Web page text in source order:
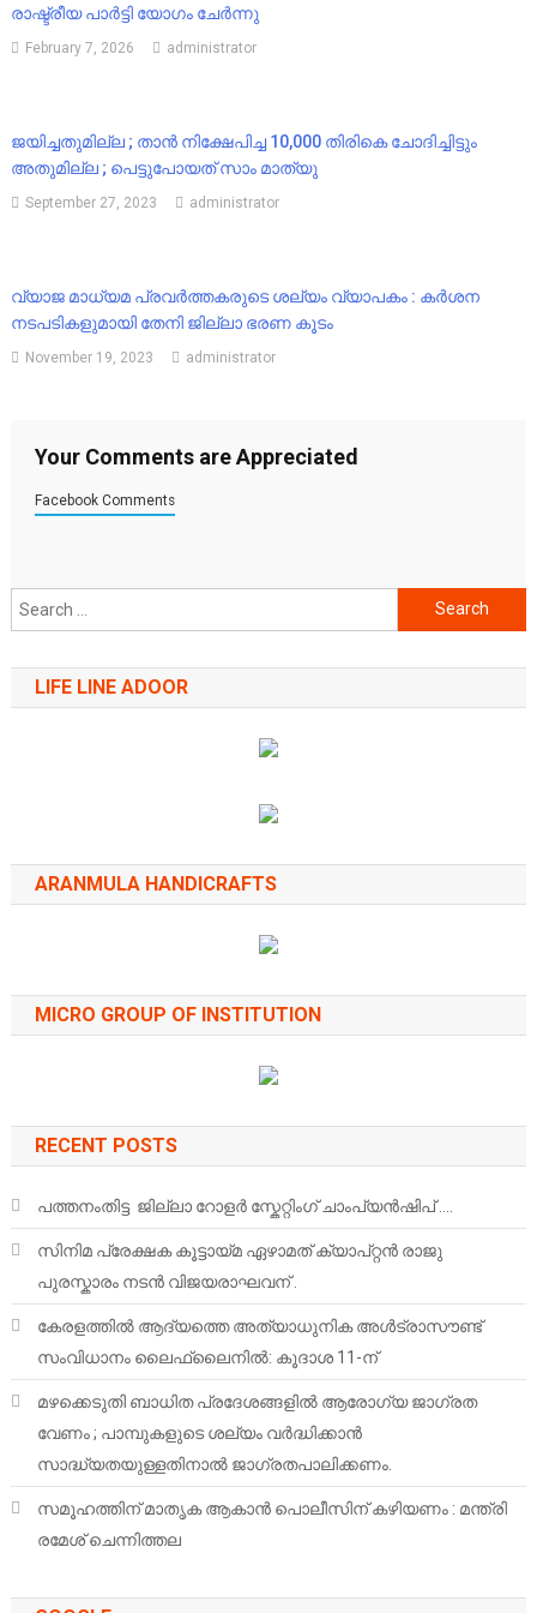
രാഷ്ട്രീയ പാർട്ടി യോഗം ചേർന്നു
February 7, 2026 administrator
ജയിച്ചതുമില്ല ; താൻ നിക്ഷേപിച്ച 10,000 തിരികെ ചോദിച്ചിട്ടും
അതുമില്ല ; പെട്ടുപോയത് സാം മാത്യു
September 27, 2023 administrator
വ്യാജ മാധ്യമ പ്രവർത്തകരുടെ ശല്യം വ്യാപകം : കർശന
നടപടികളുമായി തേനി ജില്ലാ ഭരണ കൂടം
November 19, 2023 administrator
Your Comments are Appreciated
Facebook Comments
Search
for:
LIFE LINE ADOOR
ARANMULA HANDICRAFTS
MICRO GROUP OF INSTITUTION
RECENT POSTS
പത്തനംതിട്ട ജില്ലാ റോളർ സ്കേറ്റിംഗ് ചാംപ്യൻഷിപ് ….
സിനിമ പ്രേക്ഷക കൂട്ടായ്മ ഏഴാമത് ക്യാപ്റ്റൻ രാജു
പുരസ്കാരം നടൻ വിജയരാഘവന് .
കേരളത്തിൽ ആദ്യത്തെ അത്യാധുനിക അൾട്രാസൗണ്ട്
സംവിധാനം ലൈഫ്‌ലൈനിൽ: കൂദാശ 11-ന്
മഴക്കെടുതി ബാധിത പ്രദേശങ്ങളിൽ ആരോഗ്യ ജാഗ്രത
വേണം ; പാമ്പുകളുടെ ശല്യം വർദ്ധിക്കാൻ
സാദ്ധ്യതയുള്ളതിനാൽ ജാഗ്രതപാലിക്കണം.
സമൂഹത്തിന് മാതൃക ആകാൻ പൊലീസിന് കഴിയണം : മന്ത്രി
രമേശ് ചെന്നിത്തല